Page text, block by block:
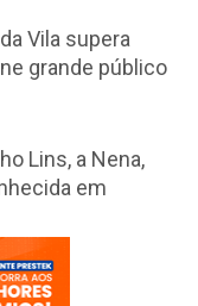
Vila supera
grande público
Lins, a Nena,
em